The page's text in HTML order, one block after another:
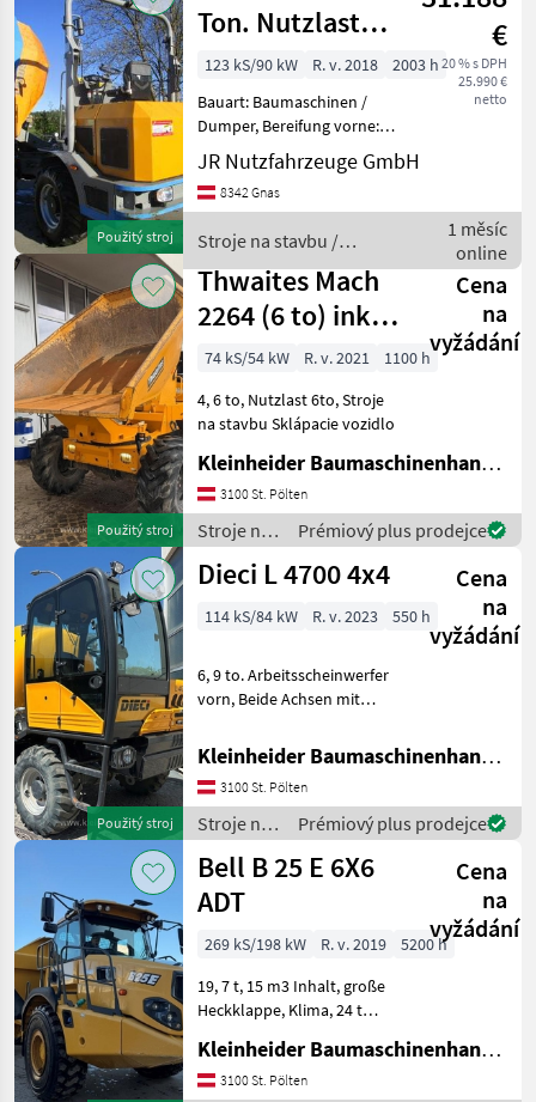
Použitý stroj
Ton. Nutzlast
mit Papiere zum
Anmeld
€
20 % s DPH
25.990 €
netto
123 kS/90 kW R. v. 2018
2003 h
Bauart: Baumaschinen /
Dumper, Bereifung vorne:
Luft Einfach 40 - 60% ,
Bereifung hinten: Luft
Einfach 40 - 60% ,
Arbeitsscheinwerfer hinten,
Arb
JR Nutzfahrzeuge GmbH
8342 Gnas
Stroje na stavbu /
Paus
1 měsíc
online
Použitý stroj
Thwaites Mach
2264 (6 to) inkl.
EZG
Cena
na
vyžádání
74 kS/54 kW R. v. 2021
1100 h
4, 6 to, Nutzlast 6to, Stroje
na stavbu Sklápacie vozidlo
Kleinheider Baumaschinenhandel GmbH.
3100 St. Pölten
Stroje na
stavbu /
Thwaites
Prémiový plus prodejce
Použitý stroj
Dieci L 4700 4x4
Cena
na
vyžádání
114 kS/84 kW R. v. 2023 550 h
6, 9 to. Arbeitsscheinwerfer
vorn, Beide Achsen mit
Differentialsperre. -
Geschlossene Kabine mit
Schiebefenster auf
Motorseite, Doppeltür mit
Öffnun
Kleinheider Baumaschinenhandel GmbH.
3100 St. Pölten
Stroje na
stavbu /
Dieci
Prémiový plus prodejce
Bell B 25 E 6X6
ADT
Cena
na
vyžádání
269 kS/198 kW R. v. 2019
5200 h
19, 7 t, 15 m3 Inhalt, große
Heckklappe, Klima, 24 t
Sklápacie vozidlo
Kleinheider Baumaschinenhandel GmbH.
3100 St. Pölten